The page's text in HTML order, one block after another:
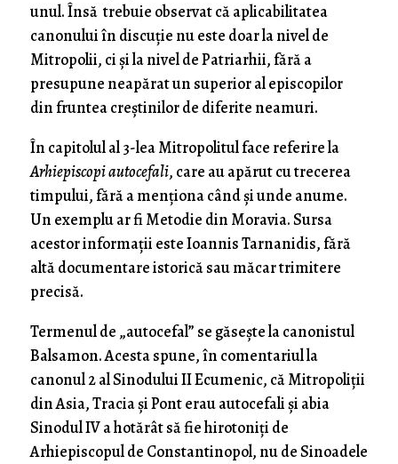
unul. Însă trebuie observat că aplicabilitatea
canonului în discuție nu este doar la nivel de
Mitropolii, ci și la nivel de Patriarhii, fără a
presupune neapărat un superior al episcopilor
din fruntea creștinilor de diferite neamuri.
În capitolul al 3-lea Mitropolitul face referire la
Arhiepiscopi autocefali, care au apărut cu trecerea
timpului, fără a menționa când și unde anume.
Un exemplu ar fi Metodie din Moravia. Sursa
acestor informații este Ioannis Tarnanidis, fără
altă documentare istorică sau măcar trimitere
precisă.
Termenul de „autocefal” se găsește la canonistul
Balsamon. Acesta spune, în comentariul la
canonul 2 al Sinodului II Ecumenic, că Mitropoliții
din Asia, Tracia și Pont erau autocefali și abia
Sinodul IV a hotărât să fie hirotoniți de
Arhiepiscopul de Constantinopol, nu de Sinoadele